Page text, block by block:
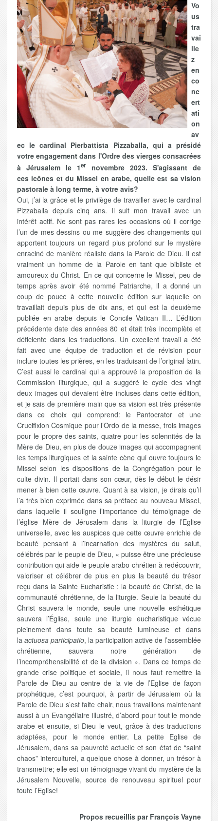
Vo
us
tra
vai
lle
z
en
co
nc
ert
ati
on
av
ec le cardinal Pierbattista Pizzaballa, qui a présidé
votre engagement dans l'Ordre des vierges consacrées
à Jérusalem le 1er novembre 2023. S'agissant de
ces icônes et du Missel en arabe, quelle est sa vision
pastorale à long terme, à votre avis?
Oui, j’ai la grâce et le privilège de travailler avec le cardinal
Pizzaballa depuis cinq ans. Il suit mon travail avec un
intérêt actif. Ne sont pas rares les occasions où il corrige
l’un de mes dessins ou me suggère des changements qui
apportent toujours un regard plus profond sur le mystère
enraciné de manière réaliste dans la Parole de Dieu. Il est
vraiment un homme de la Parole en tant que bibliste et
amoureux du Christ. En ce qui concerne le Missel, peu de
temps après avoir été nommé Patriarche, il a donné un
coup de pouce à cette nouvelle édition sur laquelle on
travaillait depuis plus de dix ans, et qui est la deuxième
publiée en arabe depuis le Concile Vatican II… L’édition
précédente date des années 80 et était très incomplète et
déficiente dans les traductions. Un excellent travail a été
fait avec une équipe de traduction et de révision pour
inclure toutes les prières, en les traduisant de l’original latin.
C’est aussi le cardinal qui a approuvé la proposition de la
Commission liturgique, qui a suggéré le cycle des vingt
deux images qui devaient être incluses dans cette édition,
et je sais de première main que sa vision est très présente
dans ce choix qui comprend: le Pantocrator et une
Crucifixion Cosmique pour l’Ordo de la messe, trois images
pour le propre des saints, quatre pour les solennités de la
Mère de Dieu, en plus de douze images qui accompagnent
les temps liturgiques et la sainte cène qui ouvre toujours le
Missel selon les dispositions de la Congrégation pour le
culte divin. Il portait dans son cœur, dès le début le désir
mener à bien cette œuvre. Quant à sa vision, je dirais qu’il
l’a très bien exprimée dans sa préface au nouveau Missel,
dans laquelle il souligne l’importance du témoignage de
l’église Mère de Jérusalem dans la liturgie de l’Eglise
universelle, avec les auspices que cette œuvre enrichie de
beauté pensant à l’incarnation des mystères du salut,
célébrés par le peuple de Dieu, « puisse être une précieuse
contribution qui aide le peuple arabo-chrétien à redécouvrir,
valoriser et célébrer de plus en plus la beauté du trésor
reçu dans la Sainte Eucharistie : la beauté de Christ, de la
communauté chrétienne, de la liturgie. Seule la beauté du
Christ sauvera le monde, seule une nouvelle esthétique
sauvera l’Église, seule une liturgie eucharistique vécue
pleinement dans toute sa beauté lumineuse et dans
la actuosa participatio, la participation active de l’assemblée
chrétienne, sauvera notre génération de
l’incompréhensibilité et de la division ». Dans ce temps de
grande crise politique et sociale, il nous faut remettre la
Parole de Dieu au centre de la vie de l’Eglise de façon
prophétique, c’est pourquoi, à partir de Jérusalem où la
Parole de Dieu s’est faite chair, nous travaillons maintenant
aussi à un Evangéliaire illustré, d’abord pour tout le monde
arabe et ensuite, si Dieu le veut, grâce à des traductions
adaptées, pour le monde entier. La petite Eglise de
Jérusalem, dans sa pauvreté actuelle et son état de “saint
chaos” interculturel, a quelque chose à donner, un trésor à
transmettre; elle est un témoignage vivant du mystère de la
Jérusalem Nouvelle, source de renouveau spirituel pour
toute l’Eglise!
Propos recueillis par François Vayne